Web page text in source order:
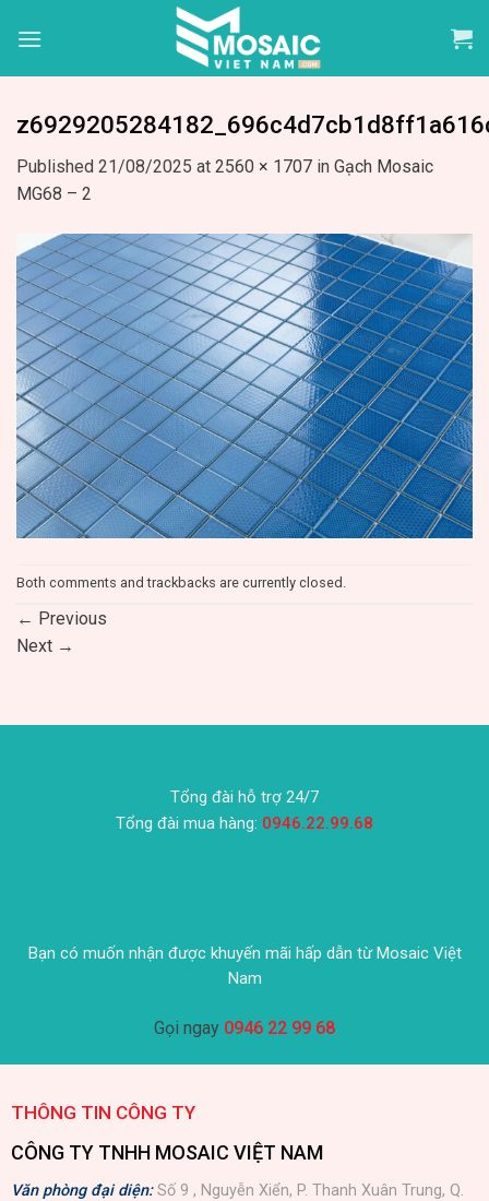
Published 21/08/2025 at 2560 × 1707 in Gạch Mosaic
MG68 – 2
Both comments and trackbacks are currently closed.
← Previous
Next →
Tổng đài hỗ trợ 24/7
Tổng đài mua hàng: 0946.22.99.68
Bạn có muốn nhận được khuyến mãi hấp dẫn từ Mosaic Việt
Nam
Gọi ngay 0946 22 99 68
THÔNG TIN CÔNG TY
CÔNG TY TNHH MOSAIC VIỆT NAM
Văn phòng đại diện:Số 9 , Nguyễn Xiển, P. Thanh Xuân Trung, Q.